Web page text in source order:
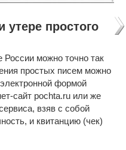
утере простого
России можно точно так
простых писем можно
формой
сайт pochta.ru или же
взяв с собой
и квитанцию (чек)